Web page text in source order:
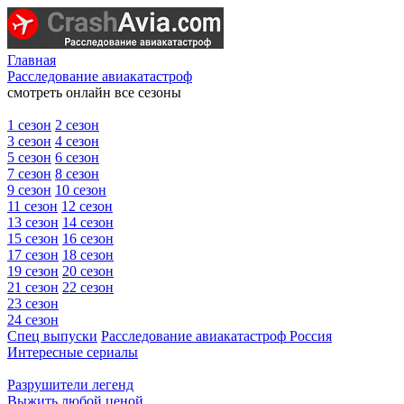
Главная
Расследование авиакатастроф
смотреть онлайн все сезоны
1 сезон 2 сезон
3 сезон 4 сезон
5 сезон 6 сезон
7 сезон 8 сезон
9 сезон 10 сезон
11 сезон 12 сезон
13 сезон 14 сезон
15 сезон 16 сезон
17 сезон 18 сезон
19 сезон 20 сезон
21 сезон 22 сезон
23 сезон
24 сезон
Спец выпуски Расследование авиакатастроф Россия
Интересные сериалы
Разрушители легенд
Выжить любой ценой